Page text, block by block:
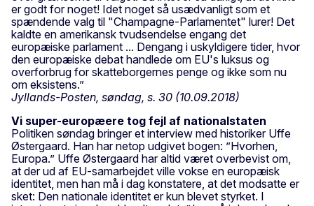
er godt for noget! Idet noget så usædvanligt som et
spændende valg til "Champagne-Parlamentet" lurer! Det
kaldte en amerikansk tvudsendelse engang det
europæiske parlament ... Dengang i uskyldigere tider, hvor
den europæiske debat handlede om EU's luksus og
overforbrug for skatteborgernes penge og ikke som nu
om eksistens.”
Jyllands-Posten, søndag, s. 30 (10.09.2018)
Vi super-europæere tog fejl af nationalstaten
Politiken søndag bringer et interview med historiker Uffe
Østergaard. Han har netop udgivet bogen: ”Hvorhen,
Europa.” Uffe Østergaard har altid været overbevist om,
at der ud af EU-samarbejdet ville vokse en europæisk
identitet, men han må i dag konstatere, at det modsatte er
sket: Den nationale identitet er kun blevet styrket. I